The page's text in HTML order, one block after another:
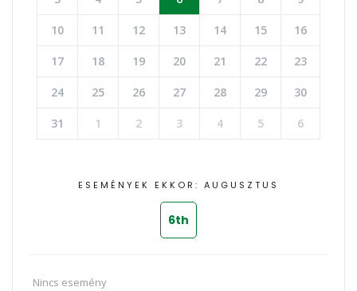
10 11 12 13 14 15 16
17 18 19 20 21 22 23
24 25 26 27 28 29 30
31 1 2 3 4 5 6
ESEMÉNYEK EKKOR: AUGUSZTUS
6th
Nincs esemény